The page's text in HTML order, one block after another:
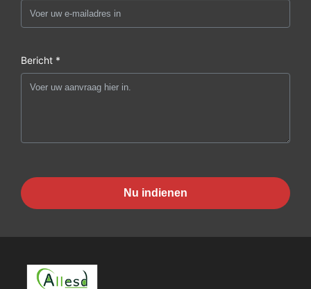
Bericht *
Nu indienen